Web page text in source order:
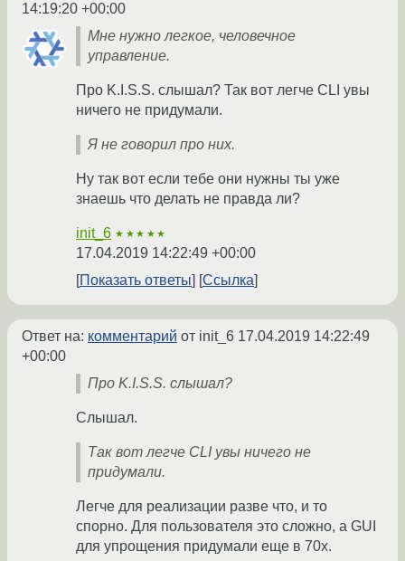
14:19:20 +00:00
Мне нужно легкое, человечное
управление.
Про K.I.S.S. слышал? Так вот легче CLI увы
ничего не придумали.
Я не говорил про них.
Ну так вот если тебе они нужны ты уже
знаешь что делать не правда ли?
init_6 ★★★★★
17.04.2019 14:22:49 +00:00
Показать ответы
Ссылка
Ответ на: комментарий от init_6 17.04.2019 14:22:49
+00:00
Про K.I.S.S. слышал?
Слышал.
Так вот легче CLI увы ничего не
придумали.
Легче для реализации разве что, и то
спорно. Для пользователя это сложно, а GUI
для упрощения придумали еще в 70x.